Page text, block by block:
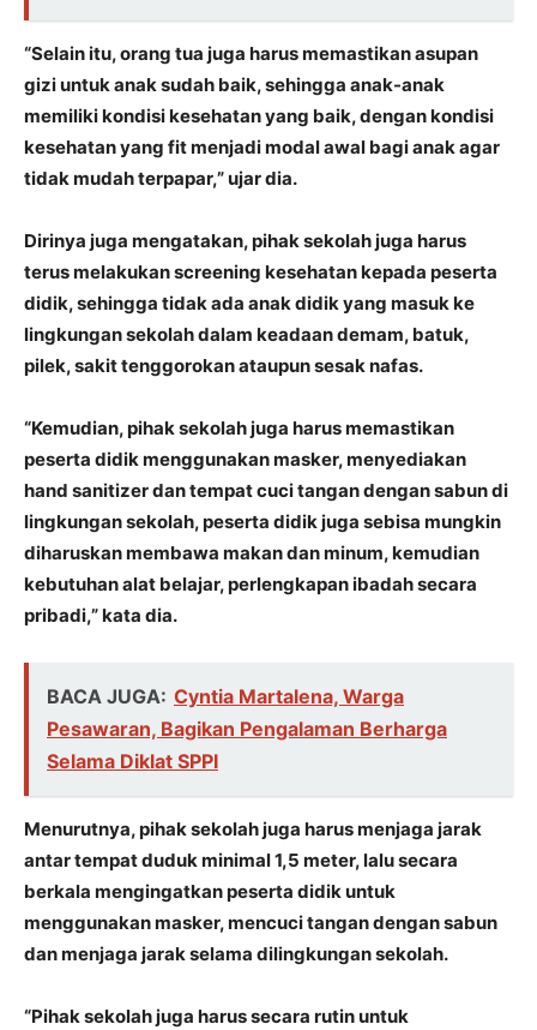
“Selain itu, orang tua juga harus memastikan asupan
gizi untuk anak sudah baik, sehingga anak-anak
memiliki kondisi kesehatan yang baik, dengan kondisi
kesehatan yang fit menjadi modal awal bagi anak agar
tidak mudah terpapar,” ujar dia.
Dirinya juga mengatakan, pihak sekolah juga harus
terus melakukan screening kesehatan kepada peserta
didik, sehingga tidak ada anak didik yang masuk ke
lingkungan sekolah dalam keadaan demam, batuk,
pilek, sakit tenggorokan ataupun sesak nafas.
“Kemudian, pihak sekolah juga harus memastikan
peserta didik menggunakan masker, menyediakan
hand sanitizer dan tempat cuci tangan dengan sabun di
lingkungan sekolah, peserta didik juga sebisa mungkin
diharuskan membawa makan dan minum, kemudian
kebutuhan alat belajar, perlengkapan ibadah secara
pribadi,” kata dia.
BACA JUGA: Cyntia Martalena, Warga
Pesawaran, Bagikan Pengalaman Berharga
Selama Diklat SPPI
Menurutnya, pihak sekolah juga harus menjaga jarak
antar tempat duduk minimal 1,5 meter, lalu secara
berkala mengingatkan peserta didik untuk
menggunakan masker, mencuci tangan dengan sabun
dan menjaga jarak selama dilingkungan sekolah.
“Pihak sekolah juga harus secara rutin untuk